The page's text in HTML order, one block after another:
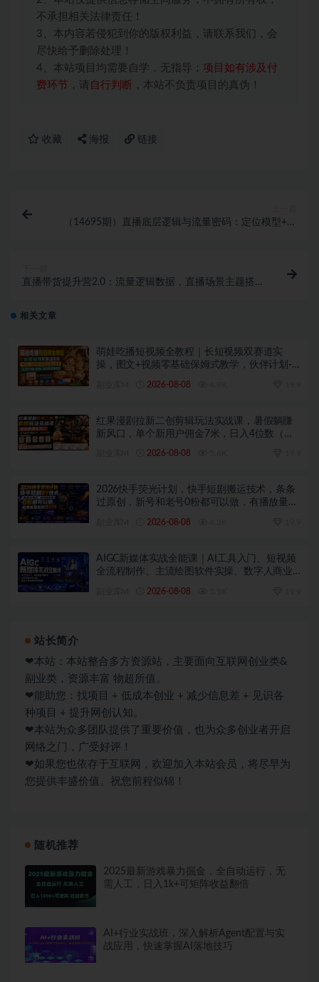
不承担相关法律责任！
3、本内容若侵犯到你的版权利益，请联系我们，会
尽快给予删除处理！
4、本站项目均需要自学，无指导； 项目如有涉及付
费环节 ，请 自行判断 ，本站不负责项目的真伪！
收藏 海报 链接
（14695期）直播底层逻辑与流量密码：定位模型+案
直播带货提升营2.0：流量逻辑数据，直播场景主题搭
相关文章
萌娃吃播短视频全教程｜长短视频双赛道实
操，图文+视频零基础保姆式教学，伙伴计划-
2026-08-08
红果漫剧拉新二创剪辑玩法实战课，暑假躺賺
新风口，单个新用户佣金7米，日入4位数（更
2026-08-08
2026快手荧光计划，快手短剧搬运技术，条条
过原创，新号和老号0粉都可以做，有播放量就
2026-08-08
AIGC新媒体实战全能课｜AI工具入门、短视频
全流程制作、主流绘图软件实操、数字人商业
2026-08-08
站长简介
❤本站：本站整合多方资源站，主要面向互联网创业类&
副业类，资源丰富 物超所值。
❤能助您：找项目 + 低成本创业 + 减少信息差 + 见识各
种项目 + 提升网创认知。
❤本站为众多团队提供了重要价值，也为众多创业者开启
网络之门，广受好评！
❤如果您也依存于互联网，欢迎加入本站会员，将尽早为
您提供丰盛价值。祝您前程似锦！
随机推荐
2025最新游戏暴力掘金，全自动运行，无
需人工，日入1k+可矩阵收益翻倍
AI+行业实战班，深入解析Agent配置与实
战应用，快速掌握AI落地技巧